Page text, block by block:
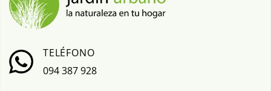
TELÉFONO
094 387 928